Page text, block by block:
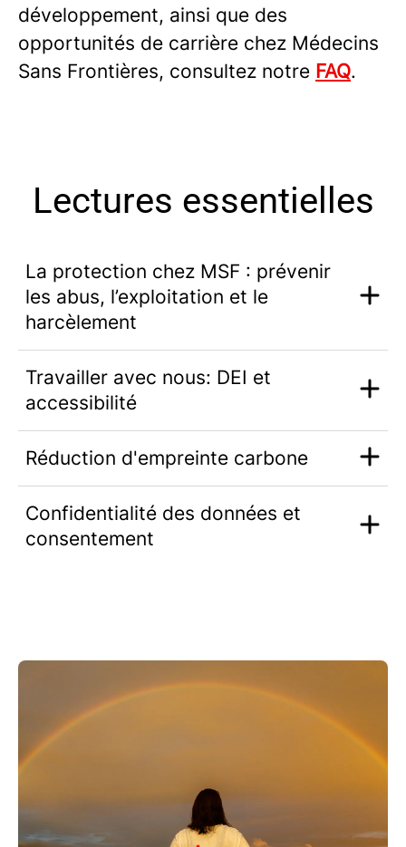
développement, ainsi que des
opportunités de carrière chez Médecins
Sans Frontières, consultez notre FAQ.
Lectures essentielles
La protection chez MSF : prévenir
les abus, l’exploitation et le
harcèlement
Travailler avec nous: DEI et
accessibilité
Réduction d'empreinte carbone
Confidentialité des données et
consentement